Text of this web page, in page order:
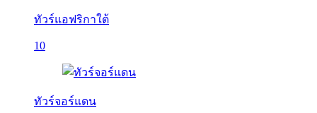
ทัวร์แอฟริกาใต้
10
ทัวร์จอร์แดน